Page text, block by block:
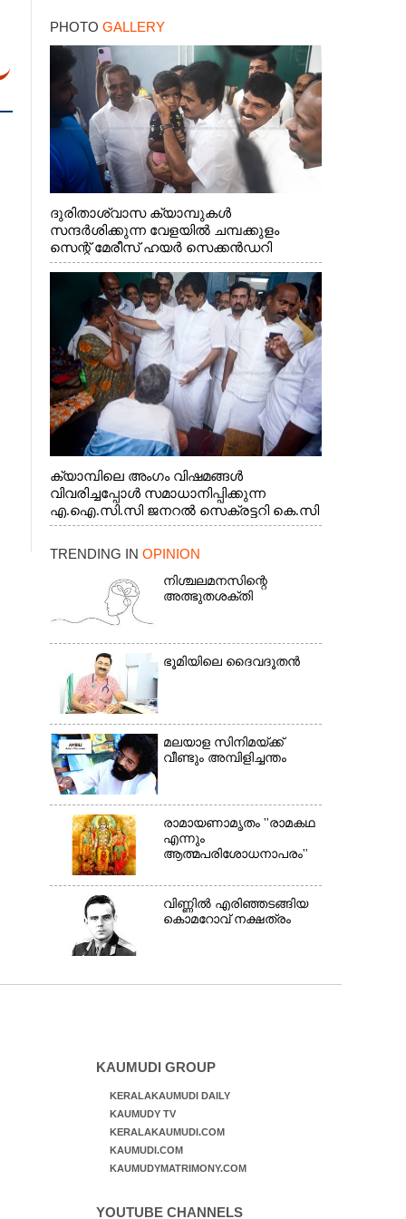
PHOTO GALLERY
ദുരിതാശ്വാസ ക്യാമ്പുകൾ
സന്ദർശിക്കുന്ന വേളയിൽ ചമ്പക്കുളം
സെന്റ് മേരീസ് ഹയർ സെക്കൻഡറി
സ്കൂളിലെ ക്യാമ്പിലെത്തിയ എ.ഐ.സി.സി
ജനറൽ സെക്രട്ടറി കെ.സി
വേണുഗോപാൽ എം.പി കുരുന്നിനെ
എടുത്ത് ലാളിച്ചപ്പോൾ. സഹകരണ-
എക്സൈസ് വകുപ്പ് മന്ത്രി എം. ലിജു,
കൃഷിവകുപ്പ് മന്ത്രി ടി. സിദ്ദിഖ്, റെജി
ചെറിയാൻ എം. എൽ. എ എന്നിവർ സമീപം
ക്യാമ്പിലെ അംഗം വിഷമങ്ങൾ
വിവരിച്ചപ്പോൾ സമാധാനിപ്പിക്കുന്ന
എ.ഐ.സി.സി ജനറൽ സെക്രട്ടറി കെ.സി
വേണുഗോപാൽ എം.പി. സഹകരണ-
എന്നിവർ
TRENDING IN OPINION
നിശ്ചലമനസിന്റെ
അത്ഭുതശക്തി
ഭൂ​മി​യി​ലെ​ ​ദൈ​വദൂതൻ
മലയാള സിനിമയ്ക്ക്
വീണ്ടും അമ്പിളിച്ചന്തം
രാമായണാമൃതം ''രാമകഥ
എന്നും
ആത്മപരിശോധനാപരം''
വി​ണ്ണി​ൽ​ ​എ​രി​ഞ്ഞ​ട​ങ്ങിയ
കൊ​മ​റോ​വ് ​ന​ക്ഷ​ത്രം
KAUMUDI GROUP
KERALAKAUMUDI DAILY
KAUMUDY TV
KERALAKAUMUDI.COM
KAUMUDI.COM
KAUMUDYMATRIMONY.COM
YOUTUBE CHANNELS